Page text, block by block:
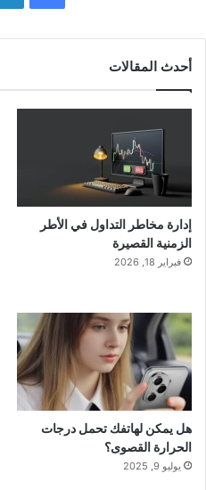
أحدث المقالات
إدارة مخاطر التداول في الأطر
الزمنية القصيرة
فبراير 18, 2026
هل يمكن لهاتفك تحمل درجات
الحرارة القصوى؟
يوليو 9, 2025